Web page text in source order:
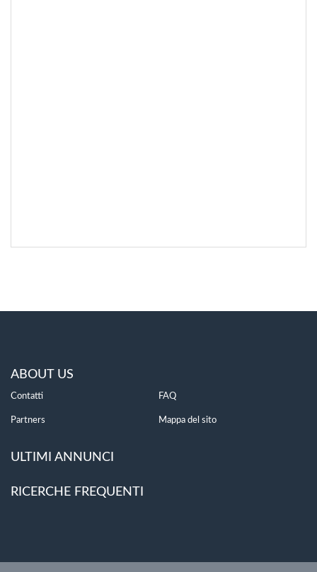
ABOUT US
Contatti FAQ
Partners Mappa del sito
ULTIMI ANNUNCI
RICERCHE FREQUENTI